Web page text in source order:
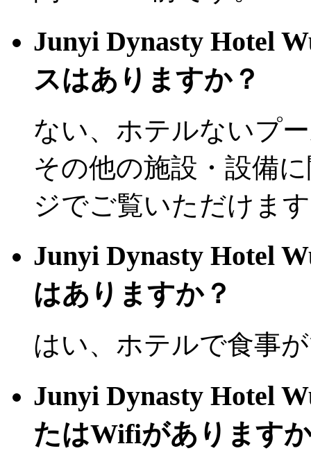
Junyi Dynasty Hotel
スはありますか？
ない、ホテルないプ
その他の施設・設備
ジでご覧いただけま
Junyi Dynasty Hotel
はありますか？
はい、ホテルで食事
Junyi Dynasty Hotel
たはWifiがあります